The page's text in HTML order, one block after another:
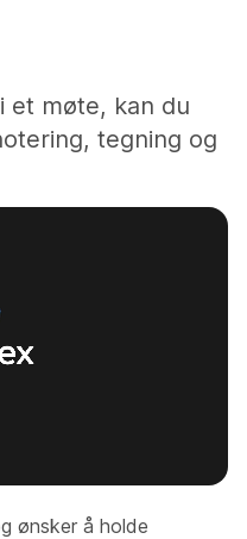
et møte, kan du
tegning og
ønsker å holde